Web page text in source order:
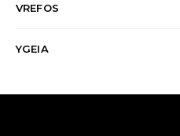
VREFOS
YGEIA